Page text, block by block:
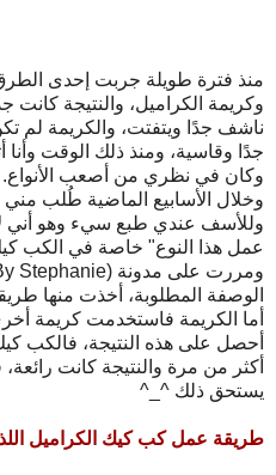
منذ فترة طويلة جربت إحدى
وكريمة الكراميل، والنتيجة
ناشف جدًا ويتفتت، والكريمة لم
جدًا وقاسية، ومنذ ذلك الوقت
وكان في نظري من أصعب الأنواع.
وخلال الأسابيع الماضية طُلب
وللأسف عندي طبع سيء وهو أني
عمل هذا النوع" خاصة في الكب
الوصفة المطلوبة، أخذت منها
أما الكريمة فاستخدمت كريمة
أحصل على هذه النتيجة، فالكب
أكثر من مرة والنتيجة كانت
يستحق ذلك ^_^
طريقة عمل كب كيك الكراميل